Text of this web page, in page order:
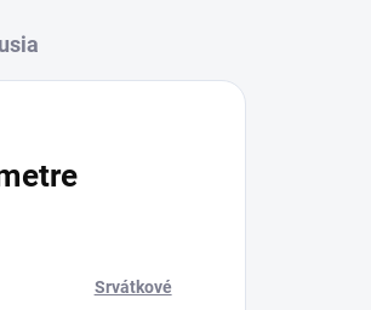
Srvátkové